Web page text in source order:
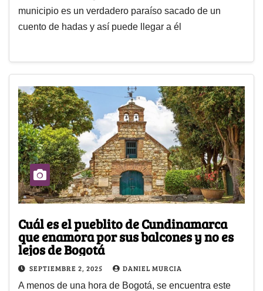
municipio es un verdadero paraíso sacado de un
cuento de hadas y así puede llegar a él
Cuál es el pueblito de Cundinamarca
que enamora por sus balcones y no es
lejos de Bogotá
SEPTIEMBRE 2, 2025 DANIEL MURCIA
A menos de una hora de Bogotá, se encuentra este